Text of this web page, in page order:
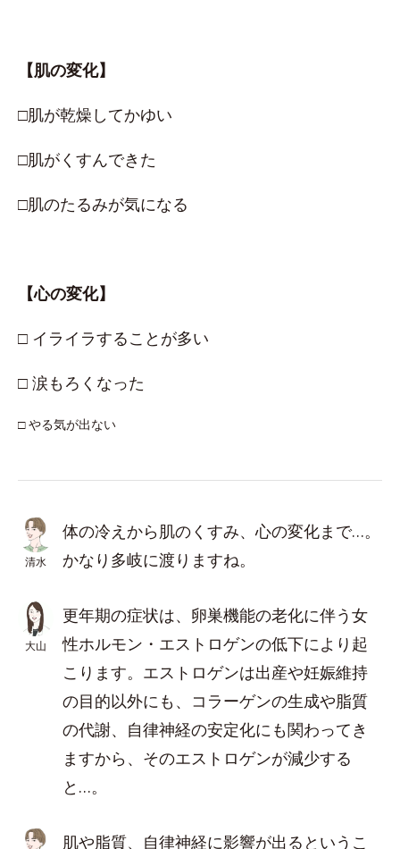
【肌の変化】
□肌が乾燥してかゆい
□肌がくすんできた
□肌のたるみが気になる
【心の変化】
□ イライラすることが多い
□ 涙もろくなった
□ やる気が出ない
清水
体の冷えから肌のくすみ、心の変化まで…。
かなり多岐に渡りますね。
大山
更年期の症状は、卵巣機能の老化に伴う女
性ホルモン・エストロゲンの低下により起
こります。エストロゲンは出産や妊娠維持
の目的以外にも、コラーゲンの生成や脂質
の代謝、自律神経の安定化にも関わってき
ますから、そのエストロゲンが減少する
と…。
肌や脂質、自律神経に影響が出るというこ